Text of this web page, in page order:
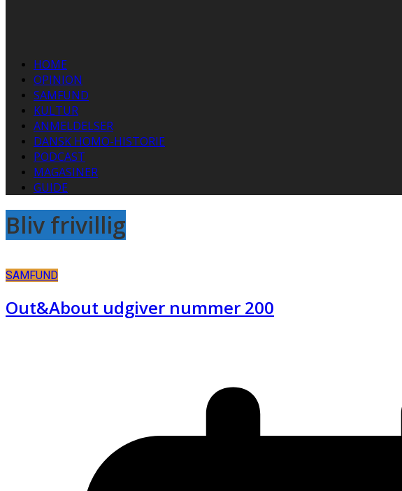
HOME
OPINION
SAMFUND
KULTUR
ANMELDELSER
DANSK HOMO-HISTORIE
PODCAST
MAGASINER
GUIDE
Bliv frivillig
SAMFUND
Out&About udgiver nummer 200